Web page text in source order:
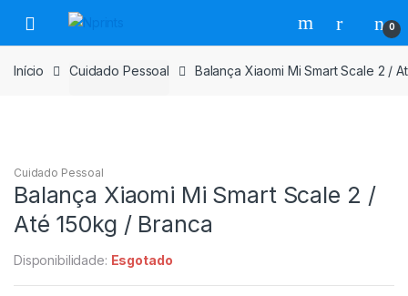
para
navegação
para
o
conteúdo
0
Início Cuidado Pessoal Balança Xiaomi Mi Smart Scale 2 /
Cuidado Pessoal
Balança Xiaomi Mi Smart Scale 2 /
Até 150kg / Branca
Disponibilidade: Esgotado